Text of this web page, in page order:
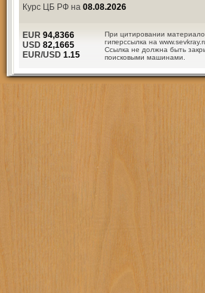
Курс ЦБ РФ на 08.08.2026
При цитировании
гиперссылка на
Ссылка не должна быть
поисковыми машинами.
EUR 94,8366
USD 82,1665
EUR/USD 1.15